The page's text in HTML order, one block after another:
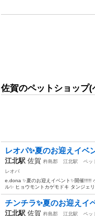
佐賀のペットショップ
レオパ✨夏のお迎えイベ
江北駅 佐賀 杵島郡 江北駅
ペッ
レオパ
e.dona ✨夏のお迎えイベント✨開催!!!!!
ル✨ ヒョウモントカゲモドキ タンジェ
チンチラ✨夏のお迎えイ
江北駅 佐賀 杵島郡 江北駅 ペッ